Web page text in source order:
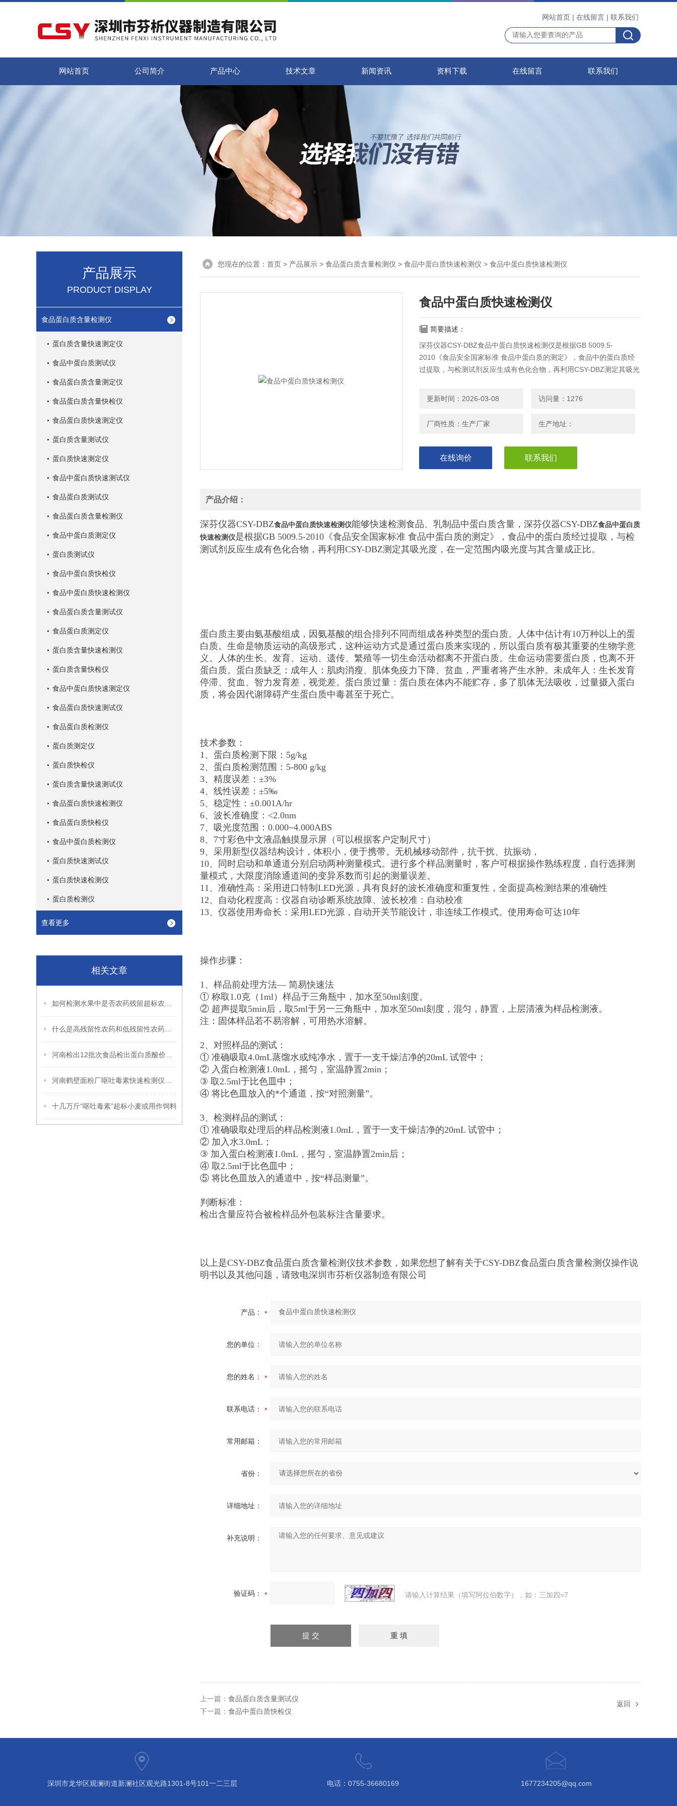
网站首页 | 在线留言 | 联系我们
网站首页 公司简介 产品中心 技术文章 新闻资讯 资料下载 在线留言 联系我们
产品展示
PRODUCT DISPLAY
食品蛋白质含量检测仪
蛋白质含量快速测定仪
食品中蛋白质测试仪
食品蛋白质含量测定仪
食品蛋白质含量快检仪
食品蛋白质快速测定仪
蛋白质含量测试仪
蛋白质快速测定仪
食品中蛋白质快速测试仪
食品蛋白质测试仪
食品蛋白质含量检测仪
食品中蛋白质测定仪
蛋白质测试仪
食品中蛋白质快检仪
食品中蛋白质快速检测仪
食品蛋白质含量测试仪
食品蛋白质测定仪
蛋白质含量快速检测仪
蛋白质含量快检仪
食品中蛋白质快速测定仪
食品蛋白质快速测试仪
食品蛋白质检测仪
蛋白质测定仪
蛋白质快检仪
蛋白质含量快速测试仪
食品蛋白质快速检测仪
食品蛋白质快检仪
食品中蛋白质检测仪
蛋白质快速测试仪
蛋白质快速检测仪
蛋白质检测仪
查看更多
相关文章
十几万斤“呕吐毒素”超标小麦或用作饲料
您现在的位置： 首页 > 产品展示 > 食品蛋白质含量检测仪 > 食品中蛋白质快速检测仪 > 食品中蛋白质快速检测仪
食品中蛋白质快速检测仪
简要描述：
深芬仪器CSY-DBZ食品中蛋白质快速检测仪是根据GB 5009.5-
2010《食品安全国家标准 食品中蛋白质的测定》，食品中的蛋白质经
过提取，与检测试剂反应生成有色化合物，再利用CSY-DBZ测定其吸光
更新时间：2026-03-08 访问量：1276
厂商性质：生产厂家 生产地址：
在线询价 联系我们
产品介绍：
深芬仪器CSY-DBZ食品中蛋白质快速检测仪能够快速检测食品、乳制品中蛋白质含量，深芬仪器CSY-DBZ食品中蛋白质
快速检测仪是根据GB 5009.5-2010《食品安全国家标准 食品中蛋白质的测定》，食品中的蛋白质经过提取，与检
测试剂反应生成有色化合物，再利用CSY-DBZ测定其吸光度，在一定范围内吸光度与其含量成正比。
蛋白质主要由氨基酸组成，因氨基酸的组合排列不同而组成各种类型的蛋白质。人体中估计有10万种以上的蛋
白质。生命是物质运动的高级形式，这种运动方式是通过蛋白质来实现的，所以蛋白质有极其重要的生物学意
义。人体的生长、发育、运动、遗传、繁殖等一切生命活动都离不开蛋白质。生命运动需要蛋白质，也离不开
蛋白质。蛋白质缺乏：成年人：肌肉消瘦、肌体免疫力下降、贫血，严重者将产生水肿。未成年人：生长发育
停滞、贫血、智力发育差，视觉差。蛋白质过量：蛋白质在体内不能贮存，多了肌体无法吸收，过量摄入蛋白
质，将会因代谢障碍产生蛋白质中毒甚至于死亡。
技术参数：
1、蛋白质检测下限：5g/kg
2、蛋白质检测范围：5-800 g/kg
3、精度误差：±3%
4、线性误差：±5‰
5、稳定性：±0.001A/hr
6、波长准确度：<2.0nm
7、吸光度范围：0.000~4.000ABS
8、7寸彩色中文液晶触摸显示屏（可以根据客户定制尺寸）
9、采用新型仪器结构设计，体积小，便于携带。无机械移动部件，抗干扰、抗振动，
10、同时启动和单通道分别启动两种测量模式。进行多个样品测量时，客户可根据操作熟练程度，自行选择测
量模式，大限度消除通道间的变异系数而引起的测量误差。
11、准确性高：采用进口特制LED光源，具有良好的波长准确度和重复性，全面提高检测结果的准确性
12、自动化程度高：仪器自动诊断系统故障、波长校准：自动校准
13、仪器使用寿命长：采用LED光源，自动开关节能设计，非连续工作模式。使用寿命可达10年
操作步骤：
1、样品前处理方法— 简易快速法
① 称取1.0克（1ml）样品于三角瓶中，加水至50ml刻度。
② 超声提取5min后，取5ml于另一三角瓶中，加水至50ml刻度，混匀，静置，上层清液为样品检测液。
注：固体样品若不易溶解，可用热水溶解。
2、对照样品的测试：
① 准确吸取4.0mL蒸馏水或纯净水，置于一支干燥洁净的20mL 试管中；
② 入蛋白检测液1.0mL，摇匀，室温静置2min；
③ 取2.5ml于比色皿中；
④ 将比色皿放入的*个通道，按“对照测量”。
3、检测样品的测试：
① 准确吸取处理后的样品检测液1.0mL，置于一支干燥洁净的20mL 试管中；
② 加入水3.0mL；
③ 加入蛋白检测液1.0mL，摇匀，室温静置2min后；
④ 取2.5ml于比色皿中；
⑤ 将比色皿放入的通道中，按“样品测量”。
判断标准：
检出含量应符合被检样品外包装标注含量要求。
以上是CSY-DBZ食品蛋白质含量检测仪技术参数，如果您想了解有关于CSY-DBZ食品蛋白质含量检测仪操作说
明书以及其他问题，请致电深圳市芬析仪器制造有限公司
产品：
您的单位：
您的姓名：
联系电话：
常用邮箱：
省份：
详细地址：
补充说明：
验证码： 请输入计算结果（填写阿拉伯数字），如：三加四=7
上一篇： 食品蛋白质含量测试仪
下一篇： 食品中蛋白质快检仪
返回
深圳市龙华区观澜街道新澜社区观光路1301-8号101一二三层 电话：0755-36680169 1677234205@qq.com